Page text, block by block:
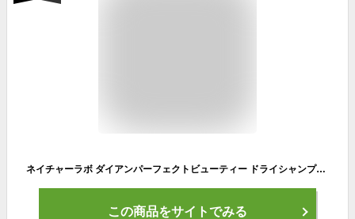
ネイチャーラボ ダイアンパーフェクトビューティー ドライシャンプーシート ヘア＆ボディ フレッシュシトラスペアの香り 12枚
この商品をサイトでみる